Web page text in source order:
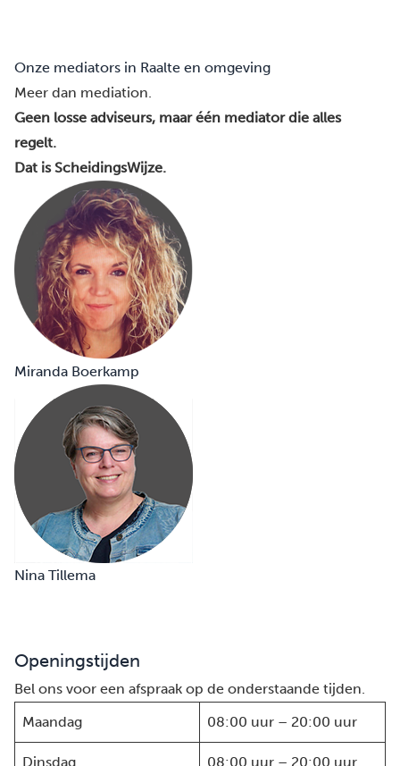
Onze mediators in Raalte en omgeving
Meer dan mediation.
Geen losse adviseurs, maar één mediator die alles
regelt.
Dat is ScheidingsWijze.
Miranda Boerkamp
Nina Tillema
Openingstijden
Bel ons voor een afspraak op de onderstaande tijden.
Maandag
08:00 uur – 20:00 uur
Dinsdag 08:00 uur – 20:00 uur